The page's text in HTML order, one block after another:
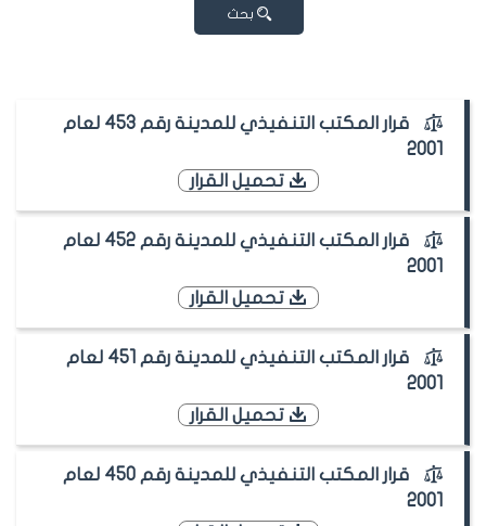
بحث
قرار المكتب التنفيذي للمدينة رقم 453 لعام
2001
تحميل القرار
قرار المكتب التنفيذي للمدينة رقم 452 لعام
2001
تحميل القرار
قرار المكتب التنفيذي للمدينة رقم 451 لعام
2001
تحميل القرار
قرار المكتب التنفيذي للمدينة رقم 450 لعام
2001